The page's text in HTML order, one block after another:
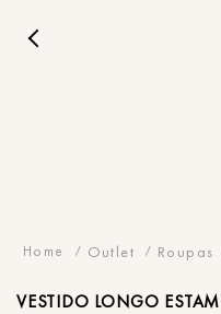
Outlet Roupas
VESTIDO LONGO